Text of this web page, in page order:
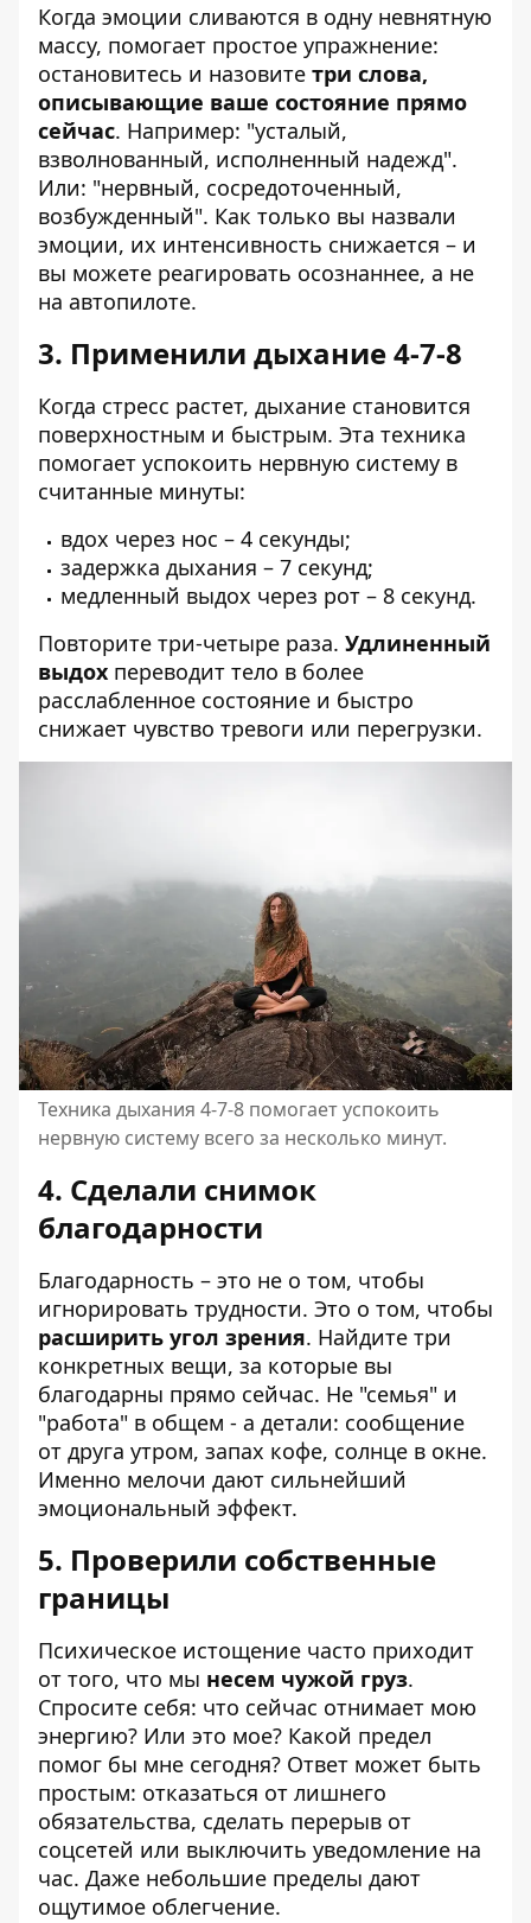
Когда эмоции сливаются в одну невнятную
массу, помогает простое упражнение:
остановитесь и назовите три слова,
описывающие ваше состояние прямо
сейчас. Например: "усталый,
взволнованный, исполненный надежд".
Или: "нервный, сосредоточенный,
возбужденный". Как только вы назвали
эмоции, их интенсивность снижается – и
вы можете реагировать осознаннее, а не
на автопилоте.
3. Применили дыхание 4-7-8
Когда стресс растет, дыхание становится
поверхностным и быстрым. Эта техника
помогает успокоить нервную систему в
считанные минуты:
вдох через нос – 4 секунды;
задержка дыхания – 7 секунд;
медленный выдох через рот – 8 секунд.
Повторите три-четыре раза. Удлиненный
выдох переводит тело в более
расслабленное состояние и быстро
снижает чувство тревоги или перегрузки.
Техника дыхания 4-7-8 помогает успокоить
нервную систему всего за несколько минут.
4. Сделали снимок
благодарности
Благодарность – это не о том, чтобы
игнорировать трудности. Это о том, чтобы
расширить угол зрения. Найдите три
конкретных вещи, за которые вы
благодарны прямо сейчас. Не "семья" и
"работа" в общем - а детали: сообщение
от друга утром, запах кофе, солнце в окне.
Именно мелочи дают сильнейший
эмоциональный эффект.
5. Проверили собственные
границы
Психическое истощение часто приходит
от того, что мы несем чужой груз.
Спросите себя: что сейчас отнимает мою
энергию? Или это мое? Какой предел
помог бы мне сегодня? Ответ может быть
простым: отказаться от лишнего
обязательства, сделать перерыв от
соцсетей или выключить уведомление на
час. Даже небольшие пределы дают
ощутимое облегчение.